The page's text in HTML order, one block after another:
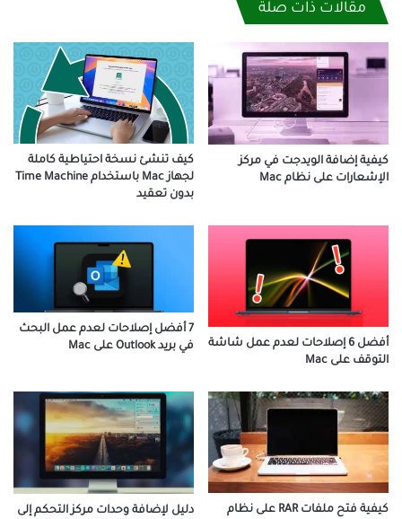
مقالات ذات صلة
كيفية إضافة الويدجت في مركز
الإشعارات على نظام Mac
كيف تنشئ نسخة احتياطية كاملة
لجهاز Mac باستخدام Time Machine
بدون تعقيد
أفضل 6 إصلاحات لعدم عمل شاشة
التوقف على Mac
7 أفضل إصلاحات لعدم عمل البحث
في بريد Outlook على Mac
كيفية فتح ملفات RAR على نظام دليل لإضافة وحدات مركز التحكم إلى